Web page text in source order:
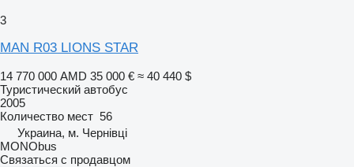
3
MAN R03 LIONS STAR
14 770 000 AMD 35 000 € ≈ 40 440 $
Туристический автобус
2005
Количество мест 56
Украина, м. Чернівці
MONObus
Связаться с продавцом